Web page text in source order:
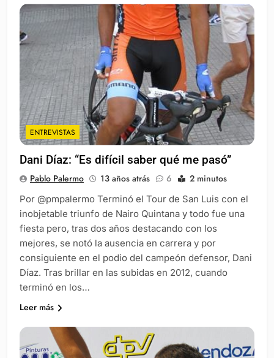
ENTREVISTAS
Dani Díaz: “Es difícil saber qué me pasó”
Pablo Palermo 13 años atrás 6 2 minutos
Por @pmpalermo Terminó el Tour de San Luis con el
inobjetable triunfo de Nairo Quintana y todo fue una
fiesta pero, tras dos años destacando con los
mejores, se notó la ausencia en carrera y por
consiguiente en el podio del campeón defensor, Dani
Díaz. Tras brillar en las subidas en 2012, cuando
terminó en los…
Leer más